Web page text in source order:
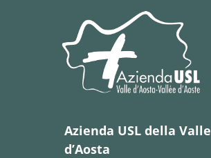
Azienda USL della Valle
d’Aosta